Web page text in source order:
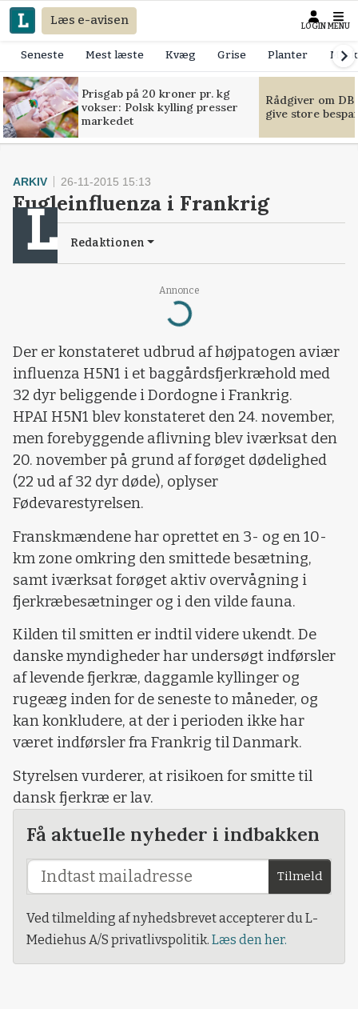
Læs e-avisen LOGIN MENU
Seneste Mest læste Kvæg Grise Planter
Prisgab på 20 kroner pr. kg
vokser: Polsk kylling presser
markedet
Rådgiver om
give store
Annonce
Loading...
ARKIV 26-11-2015 15:13
Fugleinfluenza i Frankrig
Redaktionen
Der er konstateret udbrud af højpatogen aviær
influenza H5N1 i et baggårdsfjerkræhold med
32 dyr beliggende i Dordogne i Frankrig.
HPAI H5N1 blev konstateret den 24. november,
men forebyggende aflivning blev iværksat den
20. november på grund af forøget dødelighed
(22 ud af 32 dyr døde), oplyser
Fødevarestyrelsen.
Franskmændene har oprettet en 3- og en 10-
km zone omkring den smittede besætning,
samt iværksat forøget aktiv overvågning i
fjerkræbesætninger og i den vilde fauna.
Kilden til smitten er indtil videre ukendt. De
danske myndigheder har undersøgt indførsler
af levende fjerkræ, daggamle kyllinger og
rugeæg inden for de seneste to måneder, og
kan konkludere, at der i perioden ikke har
været indførsler fra Frankrig til Danmark.
Styrelsen vurderer, at risikoen for smitte til
dansk fjerkræ er lav.
Få aktuelle nyheder i indbakken
Tilmeld
Ved tilmelding af nyhedsbrevet accepterer du L-
Mediehus A/S privatlivspolitik. Læs den her.